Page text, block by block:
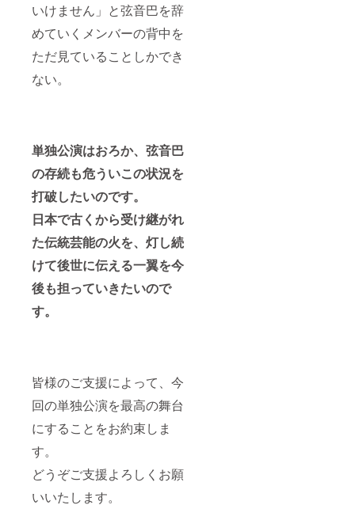
いけません」と弦音巴を辞
めていくメンバーの背中を
ただ見ていることしかでき
ない。
単独公演はおろか、弦音巴
の存続も危ういこの状況を
打破したいのです。
日本で古くから受け継がれ
た伝統芸能の火を、灯し続
けて後世に伝える一翼を今
後も担っていきたいので
す。
皆様のご支援によって、今
回の単独公演を最高の舞台
にすることをお約束しま
す。
どうぞご支援よろしくお願
いいたします。